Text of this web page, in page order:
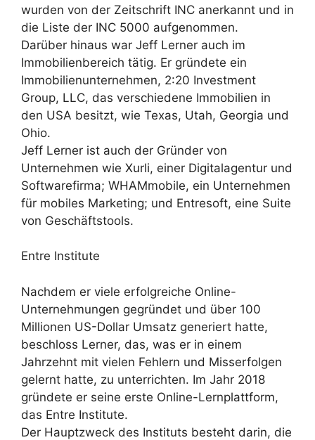
wurden von der Zeitschrift INC anerkannt und in
die Liste der INC 5000 aufgenommen.
Darüber hinaus war Jeff Lerner auch im
Immobilienbereich tätig. Er gründete ein
Immobilienunternehmen, 2:20 Investment
Group, LLC, das verschiedene Immobilien in
den USA besitzt, wie Texas, Utah, Georgia und
Ohio.
Jeff Lerner ist auch der Gründer von
Unternehmen wie Xurli, einer Digitalagentur und
Softwarefirma; WHAMmobile, ein Unternehmen
für mobiles Marketing; und Entresoft, eine Suite
von Geschäftstools.
Entre Institute
Nachdem er viele erfolgreiche Online-
Unternehmungen gegründet und über 100
Millionen US-Dollar Umsatz generiert hatte,
beschloss Lerner, das, was er in einem
Jahrzehnt mit vielen Fehlern und Misserfolgen
gelernt hatte, zu unterrichten. Im Jahr 2018
gründete er seine erste Online-Lernplattform,
das Entre Institute.
Der Hauptzweck des Instituts besteht darin, die